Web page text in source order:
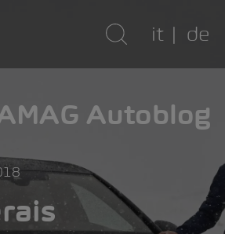
it de